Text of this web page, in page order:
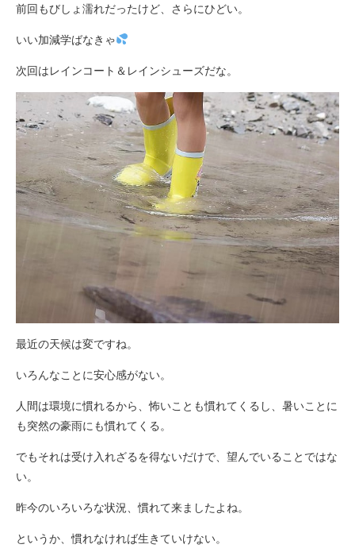
前回もびしょ濡れだったけど、さらにひどい。
いい加減学ばなきゃ
次回はレインコート＆レインシューズだな。
最近の天候は変ですね。
いろんなことに安心感がない。
人間は環境に慣れるから、怖いことも慣れてくるし、暑いことに
も突然の豪雨にも慣れてくる。
でもそれは受け入れざるを得ないだけで、望んでいることではな
い。
昨今のいろいろな状況、慣れて来ましたよね。
というか、慣れなければ生きていけない。